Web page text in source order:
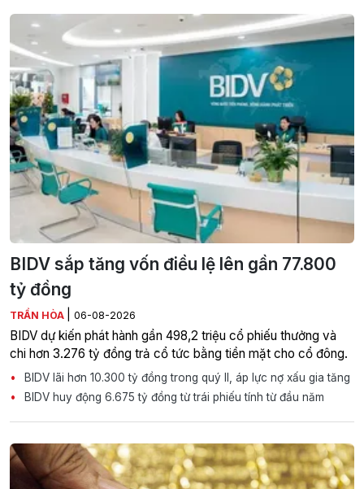
BIDV sắp tăng vốn điều lệ lên gần 77.800
tỷ đồng
TRẦN HÒA 06-08-2026
BIDV dự kiến phát hành gần 498,2 triệu cổ phiếu thưởng và
chi hơn 3.276 tỷ đồng trả cổ tức bằng tiền mặt cho cổ đông.
BIDV lãi hơn 10.300 tỷ đồng trong quý II, áp lực nợ xấu gia tăng
BIDV huy động 6.675 tỷ đồng từ trái phiếu tính từ đầu năm